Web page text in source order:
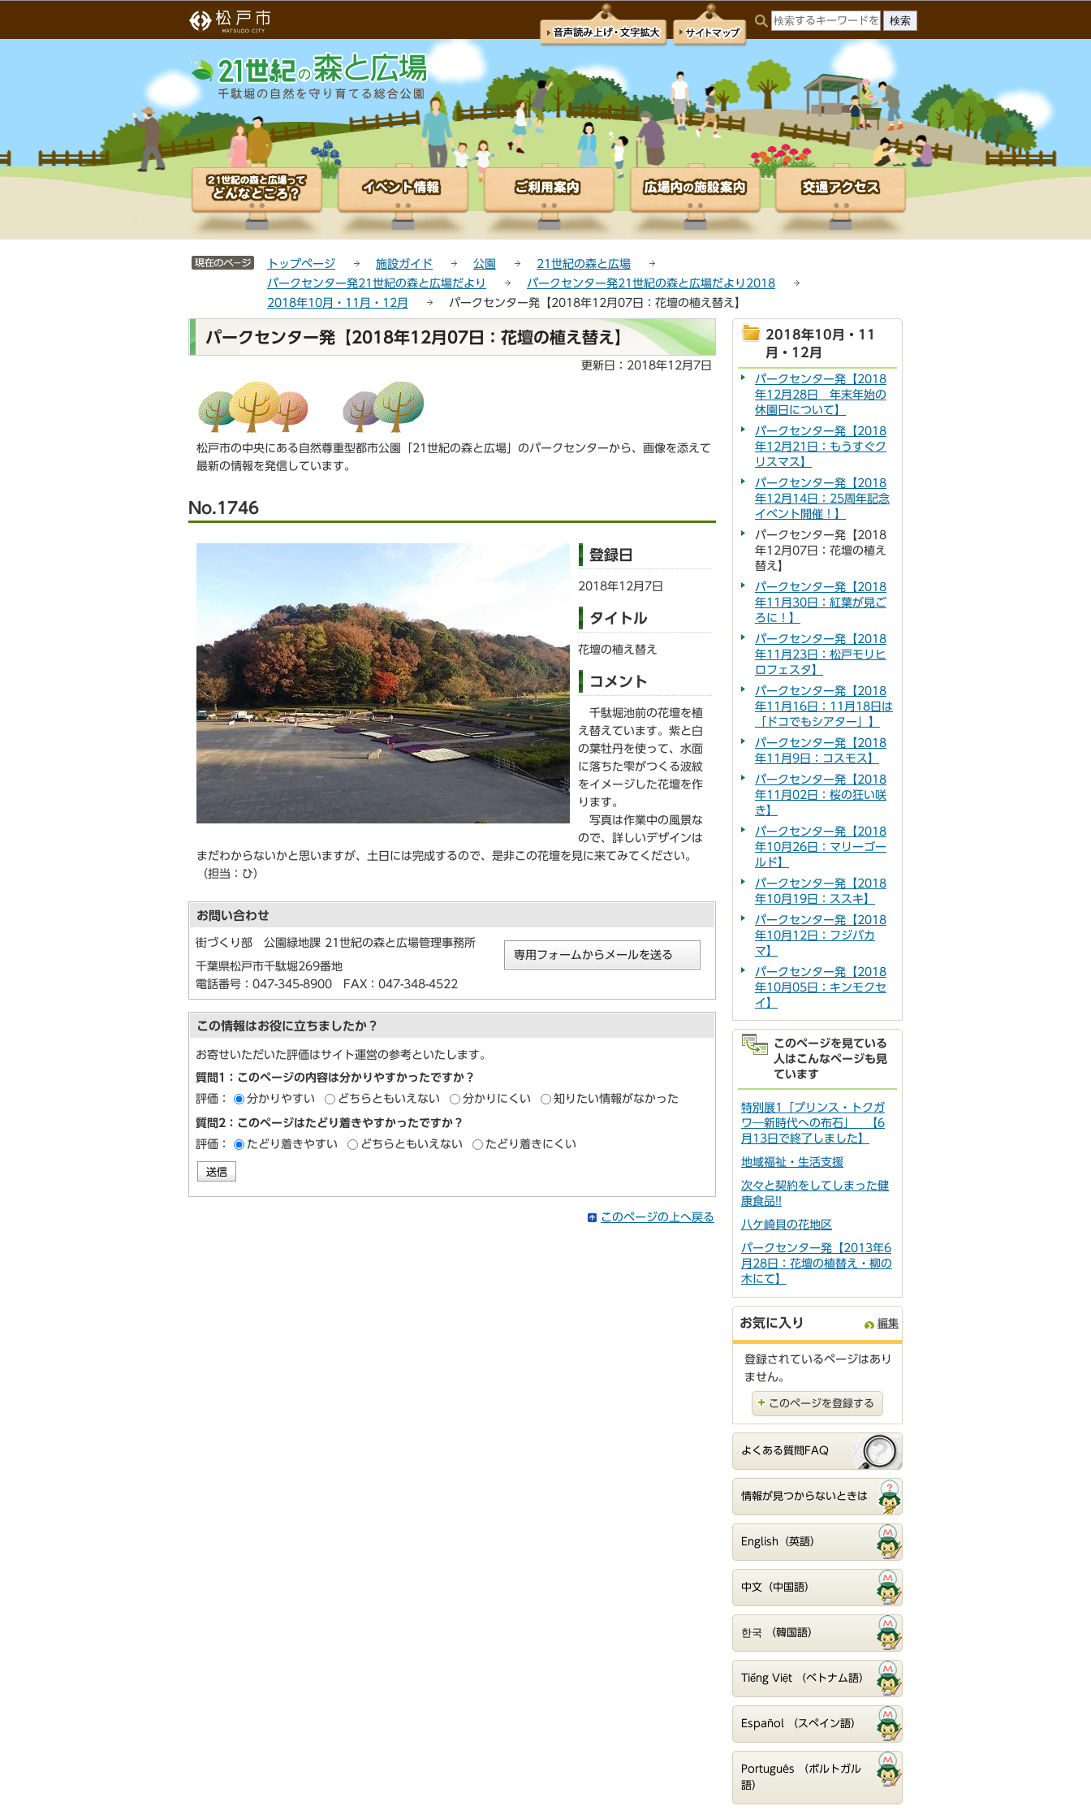
で
す
こ
か
このページの本文へ移動
サイトメニューここまで
トップページ 施設ガイド 公園
21世紀の森と広場
パークセンター発21世紀の森と広場だより
パークセンター発21世紀の森と広場だより2018
2018年10月・11月・12月
パークセンター発【2018年12月07日：花壇の植え替え】
文
ら
パークセンター発【2018年12月07日：花壇の植え替え】
更新日：2018年12月7日
松戸市の中央にある自然尊重型都市公園「21世紀の森と広場」のパークセンターから、画像を添えて
最新の情報を発信しています。
No.1746
登録日
2018年12月7日
タイトル
花壇の植え替え
コメント
千駄堀池前の花壇を植
え替えています。紫と白
の葉牡丹を使って、水面
に落ちた雫がつくる波紋
をイメージした花壇を作
ります。
写真は作業中の風景な
ので、詳しいデザインは
まだわからないかと思いますが、土日には完成するので、是非この花壇を見に来てみてください。
（担当：ひ）
お問い合わせ
街づくり部 公園緑地課 21世紀の森と広場管理事務所
千葉県松戸市千駄堀269番地
電話番号： 047-345-8900 FAX：047-348-4522
専用フォームからメールを送る
この情報はお役に立ちましたか？
お寄せいただいた評価はサイト運営の参考といたします。
質問1：このページの内容は分かりやすかったですか？
評価：
分かりやすい どちらともいえない 分かりにくい 知りたい情報がなかった
質問2：このページはたどり着きやすかったですか？
評価：
たどり着きやすい どちらともいえない たどり着きにくい
このページの上へ戻る
2018年10月・11
月・12月
パークセンター発【2018
年12月28日 年末年始の
休園日について】
パークセンター発【2018
年12月21日：もうすぐク
リスマス】
パークセンター発【2018
年12月14日：25周年記念
イベント開催！】
パークセンター発【2018
年12月07日：花壇の植え
替え】
パークセンター発【2018
年11月30日：紅葉が見ご
ろに！】
パークセンター発【2018
年11月23日：松戸モリヒ
ロフェスタ】
パークセンター発【2018
年11月16日：11月18日は
「ドコでもシアター」】
パークセンター発【2018
年11月9日：コスモス】
パークセンター発【2018
年11月02日：桜の狂い咲
き】
パークセンター発【2018
年10月26日：マリーゴー
ルド】
パークセンター発【2018
年10月19日：ススキ】
パークセンター発【2018
年10月12日：フジバカ
マ】
パークセンター発【2018
年10月05日：キンモクセ
イ】
このページを見ている
人はこんなページも見
ています
特別展1「プリンス・トクガ
ワ―新時代への布石」 【6
月13日で終了しました】
地域福祉・生活支援
次々と契約をしてしまった健
康食品!!
八ケ崎貝の花地区
パークセンター発【2013年6
月28日：花壇の植替え・柳の
木にて】
お気に入り 編集
登録されているページはあり
ません。
このページを登録する
よくある質問FAQ
情報が見つからないときは
English（英語）
中文（中国語）
한국 （韓国語）
Tiếng Việt （ベトナム語）
Español （スペイン語）
Português （ポルトガル
語）